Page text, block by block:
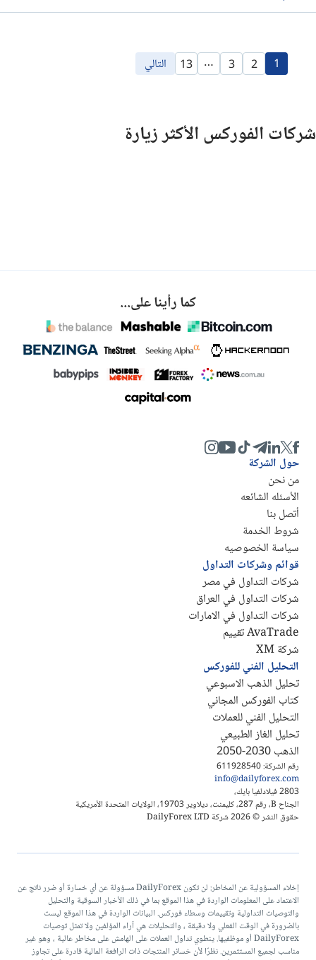
1
2
3
…
13 التالي
شركات الفوركس الأكثر زيارة
كما رأينا على...
رقم الشركة: 611928540
info@dailyforex.com
2803 فيلادلفيا بايك،
الجناح B، رقم 287، كليمنت، ديلاوير 19703، الولايات المتحدة الأمريكية
حقوق النشر © 2026 شركة DailyForex LTD
حول الشركة
من نحن
الأسئله الشائعه
أتصل بنا
شروط الخدمة
سياسة الخصوصيه
قوائم وشركات التداول
شركات التداول في مصر
شركات التداول في العراق
شركات التداول في الامارات
AvaTrade تقييم
شركة XM
التحليل الفني للفوركس
تحليل الذهب الاسبوعي
كتاب الفوركس المجاني
التحليل الفني للعملات
تحليل الغاز الطبيعي
الذهب 2030-2050
إخلاء المسؤولية عن المخاطر: لن تكون DailyForex مسؤولة عن أي خسارة أو ضرر ناتج عن
الاعتماد على المعلومات الواردة في هذا الموقع بما في ذلك الأخبار السوقية والتحليل
والتوصيات التداولية وتقييمات وسطاء فوركس. البيانات الواردة في هذا الموقع ليست
بالضرورة في الوقت الفعلي ولا دقيقة ، والتحليلات هي آراء المؤلفين ولا تمثل توصيات
DailyForex أو موظفيها. ينطوي تداول العملات على الهامش على مخاطر عالية ، وهو غير
مناسب لجميع المستثمرين. نظرًا لأن خسائر المنتجات ذات الرافعة المالية قادرة على تجاوز